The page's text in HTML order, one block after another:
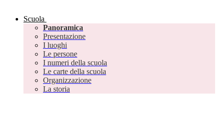
Scuola
Panoramica
Presentazione
I luoghi
Le persone
I numeri della scuola
Le carte della scuola
Organizzazione
La storia